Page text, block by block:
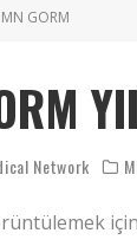
SAFEN VEN GREFT
MN KARDIYOLOJI
MN GORM
Network